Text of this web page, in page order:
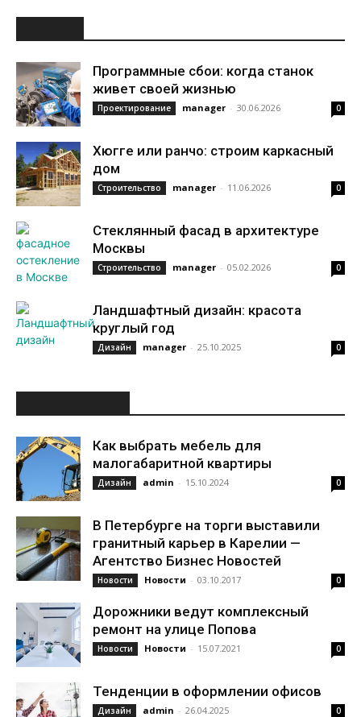
Программные сбои: когда станок
живет своей жизнью
Проектирование manager - 30.06.2026 0
Хюгге или ранчо: строим каркасный
дом
Строительство manager - 11.06.2026 0
Стеклянный фасад в архитектуре
Москвы
Строительство manager - 05.02.2026 0
Ландшафтный дизайн: красота
круглый год
Дизайн manager - 25.10.2025 0
Как выбрать мебель для
малогабаритной квартиры
Дизайн admin - 15.10.2024 0
В Петербурге на торги выставили
гранитный карьер в Карелии —
Агентство Бизнес Новостей
Новости Новости - 03.10.2017 0
Дорожники ведут комплексный
ремонт на улице Попова
Новости Новости - 15.07.2021 0
Тенденции в оформлении офисов
Дизайн admin - 26.04.2025 0